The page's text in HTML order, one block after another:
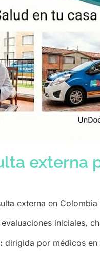
externa
externa en Colombia
iniciales,
dirigida por médicos